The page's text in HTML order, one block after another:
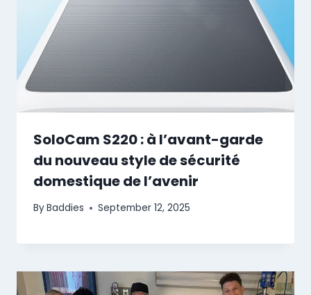
SoloCam S220 : à l’avant-garde
du nouveau style de sécurité
domestique de l’avenir
ByBaddies September 12, 2025